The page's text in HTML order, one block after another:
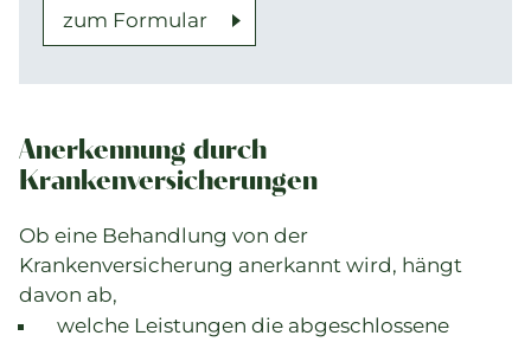
zum Formular
Anerkennung durch
Krankenversicherungen
Ob eine Behandlung von der
Krankenversicherung anerkannt wird, hängt
davon ab,
welche Leistungen die abgeschlossene